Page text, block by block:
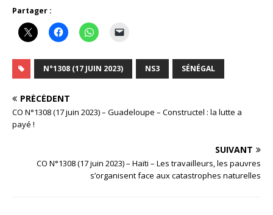
Partager :
N°1308 (17 JUIN 2023) NS3 SÉNÉGAL
PRÉCÉDENT
CO N°1308 (17 juin 2023) – Guadeloupe – Constructel : la lutte a
payé !
SUIVANT
CO N°1308 (17 juin 2023) – Haïti – Les travailleurs, les pauvres
s’organisent face aux catastrophes naturelles